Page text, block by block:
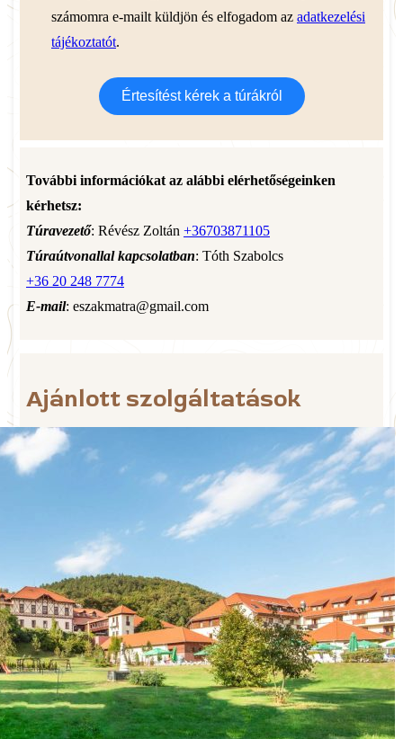
számomra e-mailt küldjön és elfogadom az adatkezelési
tájékoztatót.
Értesítést kérek a túrákról
További információkat az alábbi elérhetőségeinken
kérhetsz:
Túravezető: Révész Zoltán +36703871105
Túraútvonallal kapcsolatban: Tóth Szabolcs
+36 20 248 7774
E-mail: eszakmatra@gmail.com
Ajánlott szolgáltatások